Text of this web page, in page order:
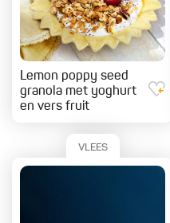
Lemon poppy seed
granola met yoghurt
en vers fruit
VLEES